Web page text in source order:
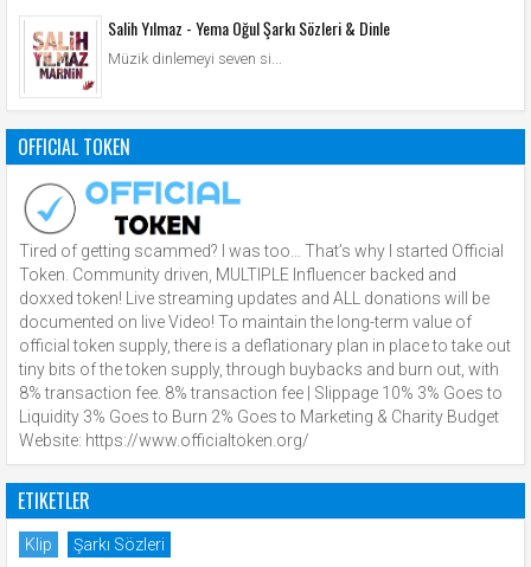
Salih Yılmaz - Yema Oğul Şarkı Sözleri & Dinle
Müzik dinlemeyi seven si...
OFFICIAL TOKEN
Tired of getting scammed? I was too… That’s why I started Official
Token. Community driven, MULTIPLE Influencer backed and
doxxed token! Live streaming updates and ALL donations will be
documented on live Video! To maintain the long-term value of
official token supply, there is a deflationary plan in place to take out
tiny bits of the token supply, through buybacks and burn out, with
8% transaction fee. 8% transaction fee | Slippage 10% 3% Goes to
Liquidity 3% Goes to Burn 2% Goes to Marketing & Charity Budget
Website: https://www.officialtoken.org/
ETIKETLER
Klip Şarkı Sözleri